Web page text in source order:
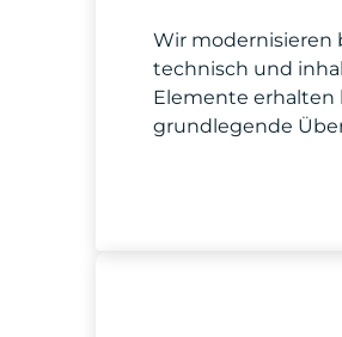
Wir modernisieren
technisch und
Elemente erhalten
grundlegende